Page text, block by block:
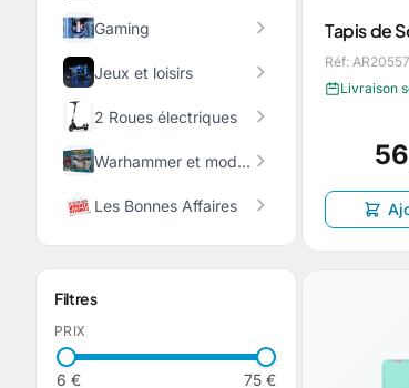
Gaming
Jeux et loisirs
2 Roues électriques
Warhammer et modélisme
Les Bonnes Affaires
Filtres
PRIX
6 € 75 €
Tapis de
Réf: AR20557
Livraison